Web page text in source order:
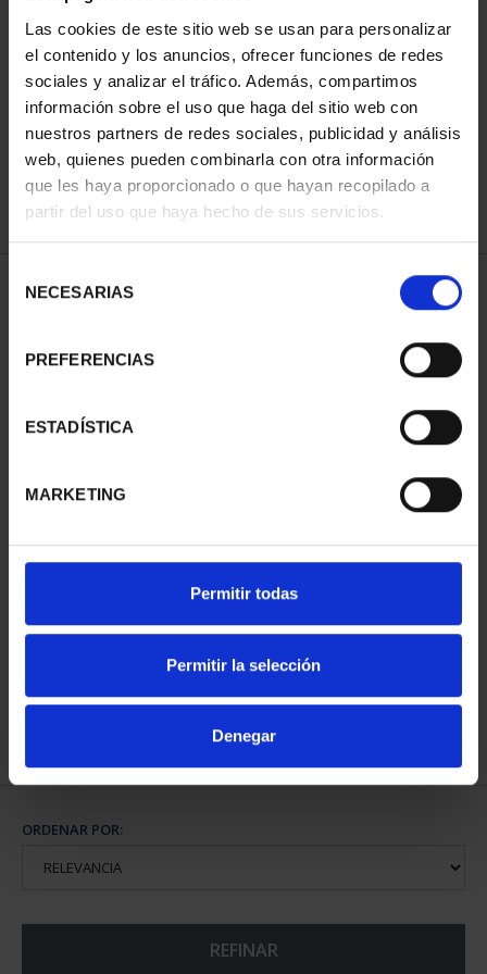
Las cookies de este sitio web se usan para personalizar
el contenido y los anuncios, ofrecer funciones de redes
sociales y analizar el tráfico. Además, compartimos
información sobre el uso que haga del sitio web con
nuestros partners de redes sociales, publicidad y análisis
web, quienes pueden combinarla con otra información
que les haya proporcionado o que hayan recopilado a
partir del uso que haya hecho de sus servicios.
NECESARIAS
PREFERENCIAS
ESTADÍSTICA
MARKETING
Permitir todas
Permitir la selección
Denegar
ORDENAR POR:
REFINAR
1 Productos encontrados
ESCORIAL
ORDENAR POR:
REFINAR